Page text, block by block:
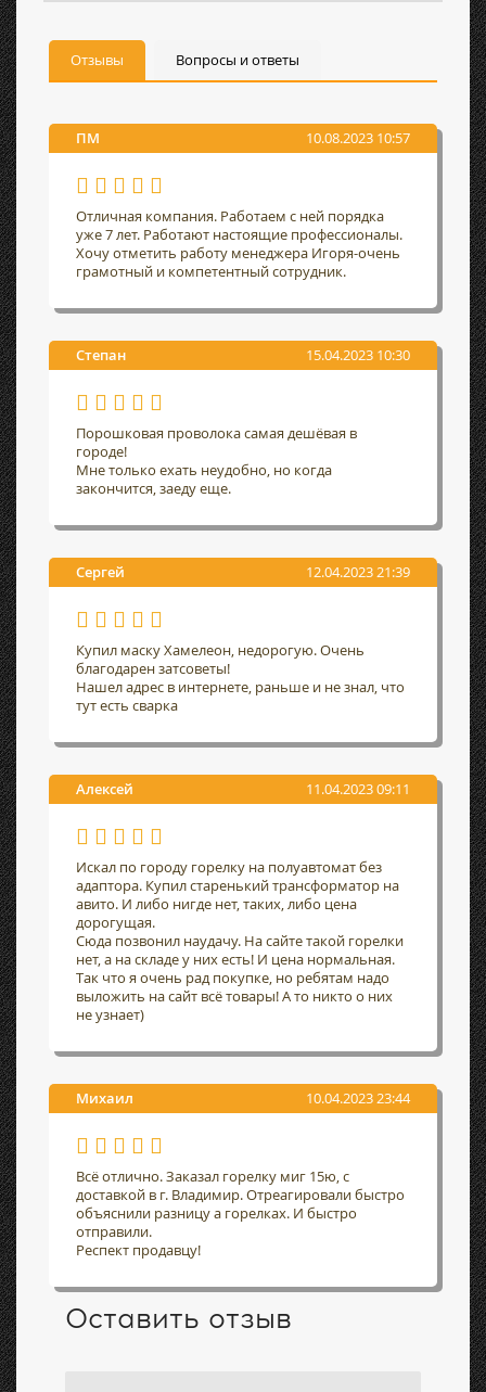
Отзывы Вопросы и ответы
ПМ 10.08.2023 10:57
Отличная компания. Работаем с ней порядка
уже 7 лет. Работают настоящие профессионалы.
Хочу отметить работу менеджера Игоря-очень
грамотный и компетентный сотрудник.
Степан 15.04.2023 10:30
Порошковая проволока самая дешёвая в
городе!
Мне только ехать неудобно, но когда
закончится, заеду еще.
Сергей 12.04.2023 21:39
Купил маску Хамелеон, недорогую. Очень
благодарен затсоветы!
Нашел адрес в интернете, раньше и не знал, что
тут есть сварка
Алексей 11.04.2023 09:11
Искал по городу горелку на полуавтомат без
адаптора. Купил старенький трансформатор на
авито. И либо нигде нет, таких, либо цена
дорогущая.
Сюда позвонил наудачу. На сайте такой горелки
нет, а на складе у них есть! И цена нормальная.
Так что я очень рад покупке, но ребятам надо
выложить на сайт всё товары! А то никто о них
не узнает)
Михаил 10.04.2023 23:44
Всё отлично. Заказал горелку миг 15ю, с
доставкой в г. Владимир. Отреагировали быстро
объяснили разницу а горелках. И быстро
отправили.
Респект продавцу!
Оставить отзыв